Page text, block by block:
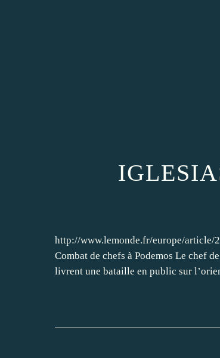
http://www.lemonde.fr/europe/article/
Combat de chefs à Podemos Le chef
livrent une bataille en public sur